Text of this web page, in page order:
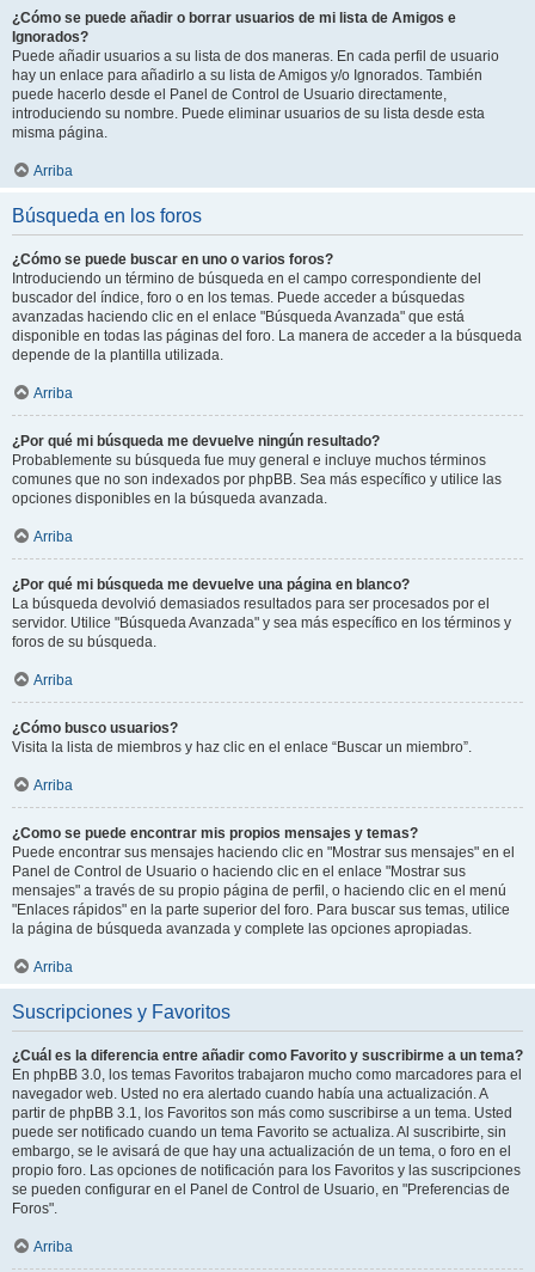
¿Cómo se puede añadir o borrar usuarios de mi lista de Amigos e
Ignorados?
Puede añadir usuarios a su lista de dos maneras. En cada perfil de usuario
hay un enlace para añadirlo a su lista de Amigos y/o Ignorados. También
puede hacerlo desde el Panel de Control de Usuario directamente,
introduciendo su nombre. Puede eliminar usuarios de su lista desde esta
misma página.
Arriba
Búsqueda en los foros
¿Cómo se puede buscar en uno o varios foros?
Introduciendo un término de búsqueda en el campo correspondiente del
buscador del índice, foro o en los temas. Puede acceder a búsquedas
avanzadas haciendo clic en el enlace "Búsqueda Avanzada" que está
disponible en todas las páginas del foro. La manera de acceder a la búsqueda
depende de la plantilla utilizada.
Arriba
¿Por qué mi búsqueda me devuelve ningún resultado?
Probablemente su búsqueda fue muy general e incluye muchos términos
comunes que no son indexados por phpBB. Sea más específico y utilice las
opciones disponibles en la búsqueda avanzada.
Arriba
¿Por qué mi búsqueda me devuelve una página en blanco?
La búsqueda devolvió demasiados resultados para ser procesados por el
servidor. Utilice "Búsqueda Avanzada" y sea más específico en los términos y
foros de su búsqueda.
Arriba
¿Cómo busco usuarios?
Visita la lista de miembros y haz clic en el enlace “Buscar un miembro”.
Arriba
¿Como se puede encontrar mis propios mensajes y temas?
Puede encontrar sus mensajes haciendo clic en "Mostrar sus mensajes" en el
Panel de Control de Usuario o haciendo clic en el enlace "Mostrar sus
mensajes" a través de su propio página de perfil, o haciendo clic en el menú
"Enlaces rápidos" en la parte superior del foro. Para buscar sus temas, utilice
la página de búsqueda avanzada y complete las opciones apropiadas.
Arriba
Suscripciones y Favoritos
¿Cuál es la diferencia entre añadir como Favorito y suscribirme a un tema?
En phpBB 3.0, los temas Favoritos trabajaron mucho como marcadores para el
navegador web. Usted no era alertado cuando había una actualización. A
partir de phpBB 3.1, los Favoritos son más como suscribirse a un tema. Usted
puede ser notificado cuando un tema Favorito se actualiza. Al suscribirte, sin
embargo, se le avisará de que hay una actualización de un tema, o foro en el
propio foro. Las opciones de notificación para los Favoritos y las suscripciones
se pueden configurar en el Panel de Control de Usuario, en "Preferencias de
Foros".
Arriba